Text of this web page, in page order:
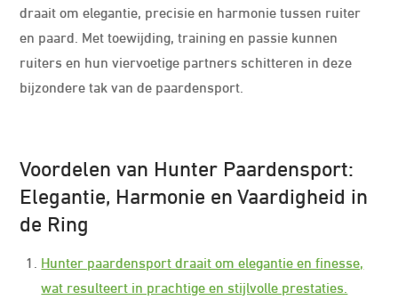
draait om elegantie, precisie en harmonie tussen ruiter
en paard. Met toewijding, training en passie kunnen
ruiters en hun viervoetige partners schitteren in deze
bijzondere tak van de paardensport.
Voordelen van Hunter Paardensport:
Elegantie, Harmonie en Vaardigheid in
de Ring
Hunter paardensport draait om elegantie en finesse,
wat resulteert in prachtige en stijlvolle prestaties.